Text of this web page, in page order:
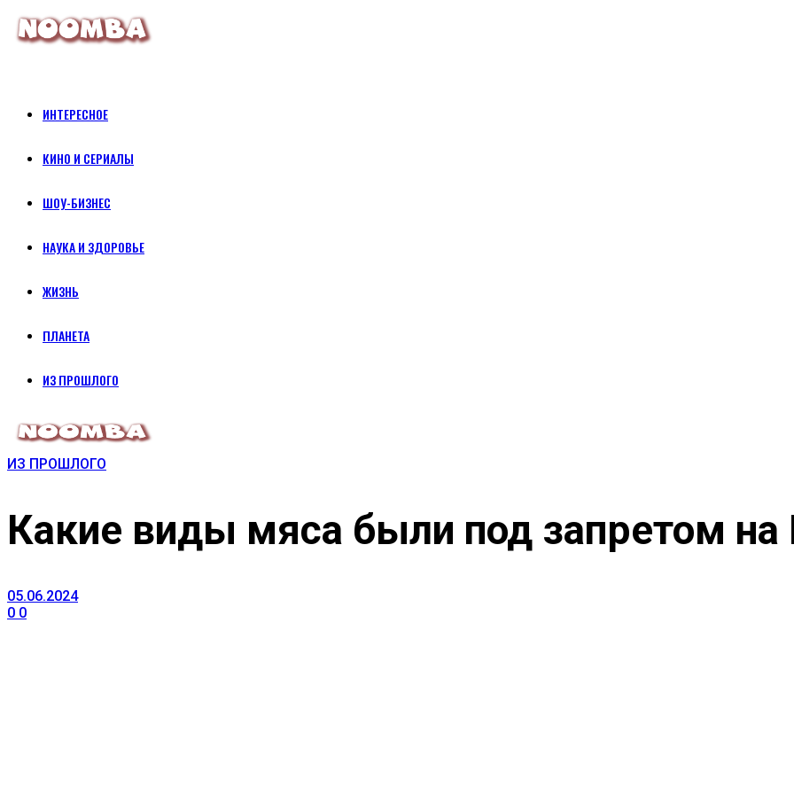
ИНТЕРЕСНОЕ
КИНО И СЕРИАЛЫ
ШОУ-БИЗНЕС
НАУКА И ЗДОРОВЬЕ
ЖИЗНЬ
ПЛАНЕТА
ИЗ ПРОШЛОГО
ИЗ ПРОШЛОГО
Какие виды мяса были под запретом на
05.06.2024
0 0